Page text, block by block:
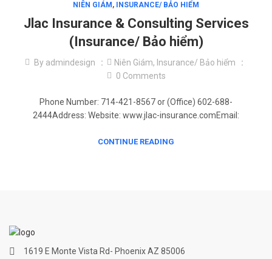
NIÊN GIÁM , INSURANCE/ BẢO HIỂM
Jlac Insurance & Consulting Services
(Insurance/ Bảo hiểm)
By admindesign Niên Giám, Insurance/ Bảo hiểm
0 Comments
Phone Number: 714-421-8567 or (Office) 602-688-
2444Address: Website: www.jlac-insurance.comEmail:
CONTINUE READING
1619 E Monte Vista Rd- Phoenix AZ 85006